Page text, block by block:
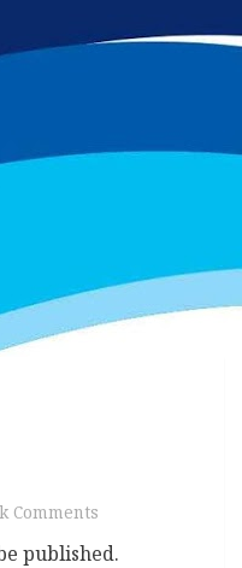
Comments
published.